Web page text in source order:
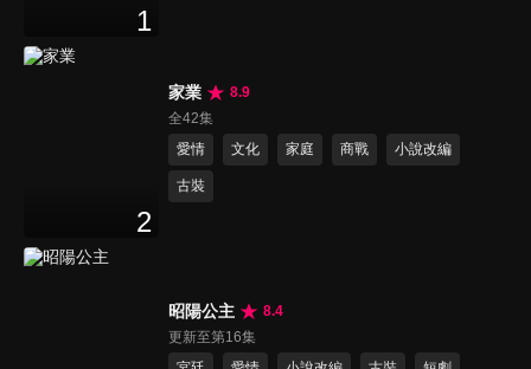
1
2
家業
8.9
全42集
愛情
文化 家庭 商戰 小說改編
古裝
昭陽公主
8.4
更新至第16集